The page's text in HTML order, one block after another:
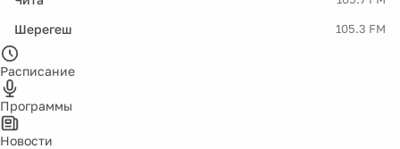
Шерегеш 105.3 FM
Расписание
Программы
Новости